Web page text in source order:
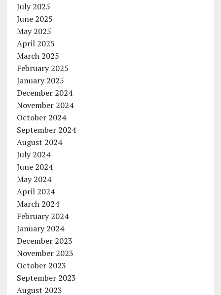
July 2025
June 2025
May 2025
April 2025
March 2025
February 2025
January 2025
December 2024
November 2024
October 2024
September 2024
August 2024
July 2024
June 2024
May 2024
April 2024
March 2024
February 2024
January 2024
December 2023
November 2023
October 2023
September 2023
August 2023